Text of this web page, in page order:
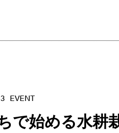
EVENT
で始める水耕